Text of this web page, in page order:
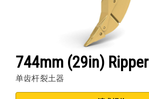
744mm (29in) Ripper
单齿杆裂土器